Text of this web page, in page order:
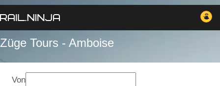
Züge Tours - Amboise
Von